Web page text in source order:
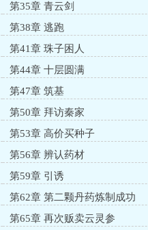
第35章 青云剑
第38章 逃跑
第41章 珠子困人
第44章 十层圆满
第47章 筑基
第50章 拜访秦家
第53章 高价买种子
第56章 辨认药材
第59章 引诱
第62章 第二颗丹药炼制成功
第65章 再次贩卖云灵参